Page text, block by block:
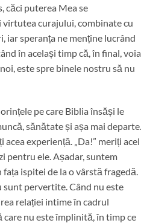
căci puterea Mea se
virtutea curajului, combinate cu
iar speranța ne menține lucrând
în același timp că, în final, voia
este spre binele nostru să nu
pe care Biblia însăși le
sănătate și așa mai departe.
experiență. „Da!” meriți acel
pentru ele. Așadar, suntem
ispitei de la o vârstă fragedă.
sunt pervertite. Când nu este
relației intime în cadrul
nu este împlinită, în timp ce